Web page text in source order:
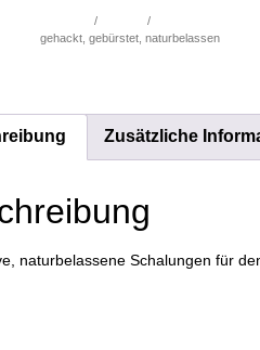
/ /
gehackt, gebürstet, naturbelassen
Zusätzliche
naturbelassene Schalungen für